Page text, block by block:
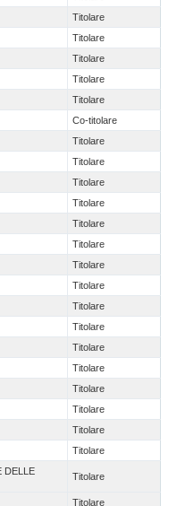
Titolare
Titolare
Titolare
Titolare
Titolare
Co-titolare
Titolare
Titolare
Titolare
Titolare
Titolare
Titolare
Titolare
Titolare
Titolare
Titolare
Titolare
Titolare
Titolare
Titolare
Titolare
Titolare
DELLE
Titolare
Titolare